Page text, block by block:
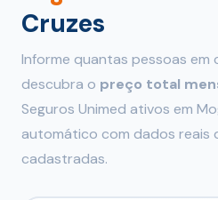
Cruzes
Informe quantas pessoas em
descubra o preço total
Seguros Unimed ativos em
automático com dados reais
cadastradas.